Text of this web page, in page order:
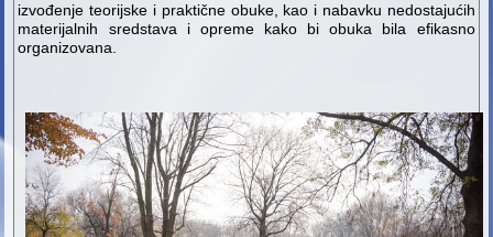
izvođenje teorijske i praktične obuke, kao i nabavku nedostajućih
materijalnih sredstava i opreme kako bi obuka bila efikasno
organizovana.